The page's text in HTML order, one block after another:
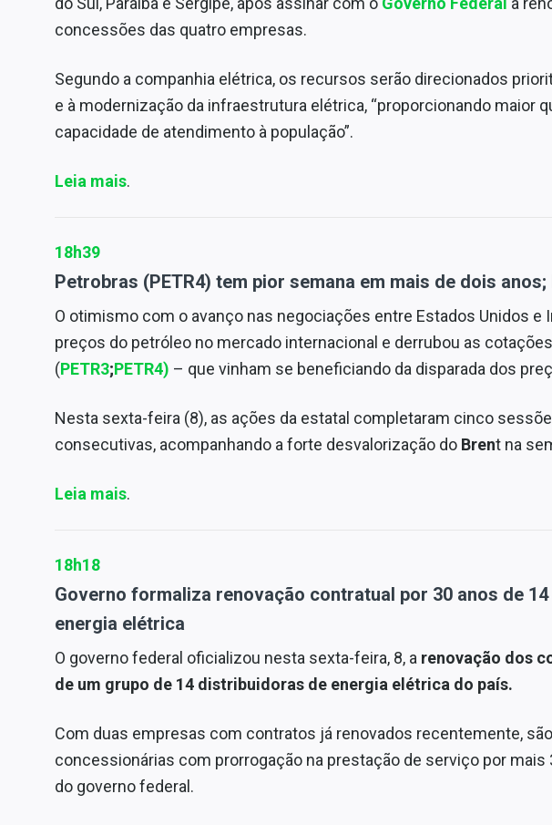
concessões das quatro empresas.
Segundo a companhia elétrica, os recursos serão direcionados
e à modernização da infraestrutura elétrica, “proporcionando maior
capacidade de atendimento à população”.
Leia mais.
18h39
Petrobras (PETR4) tem pior semana em mais de dois
O otimismo com o avanço nas negociações entre Estados Unidos e
preços do petróleo no mercado internacional e derrubou as
(PETR3;PETR4) – que vinham se beneficiando da disparada dos
Nesta sexta-feira (8), as ações da estatal completaram cinco
consecutivas, acompanhando a forte desvalorização do Brent na
Leia mais.
18h18
Governo formaliza renovação contratual por 30 anos de
energia elétrica
O governo federal oficializou nesta sexta-feira, 8, a renovação dos
de um grupo de 14 distribuidoras de energia elétrica do país.
Com duas empresas com contratos já renovados recentemente,
concessionárias com prorrogação na prestação de serviço por mais
do governo federal.